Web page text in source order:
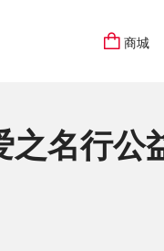
商城
名行公